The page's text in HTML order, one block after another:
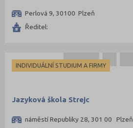
Perlová 9, 30100 Plzeň
Ředitel:
INDIVIDUÁLNÍ STUDIUM A FIRMY
Jazyková škola Strejc
náměstí Republiky 28, 301 00 Plzeň